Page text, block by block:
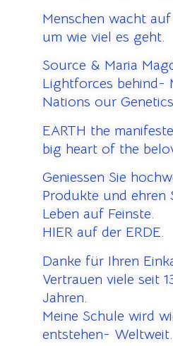
Menschen wacht
um wie viel es geht.
Source & Maria
Lightforces behind-
Nations our Genetics
EARTH the
big heart of the
Geniessen Sie
Produkte und ehren
Leben auf Feinste.
HIER auf der ERDE.
Danke für Ihren
Vertrauen viele seit
Jahren.
Meine Schule wird
entstehen- Weltweit.